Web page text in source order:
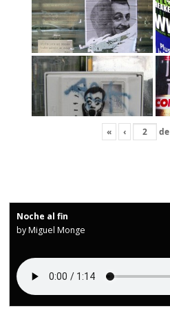
« ‹ de
Noche al fin
by Miguel Monge